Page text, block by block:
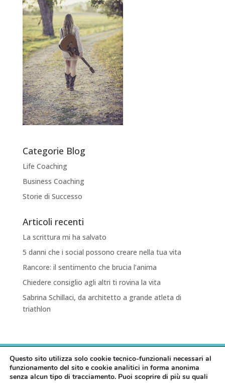
Categorie Blog
Life Coaching
Business Coaching
Storie di Successo
Articoli recenti
La scrittura mi ha salvato
5 danni che i social possono creare nella tua vita
Rancore: il sentimento che brucia l’anima
Chiedere consiglio agli altri ti rovina la vita
Sabrina Schillaci, da architetto a grande atleta di
triathlon
HOME PRIVACY POLICY COOKIE POLICY
Questo sito utilizza solo cookie tecnico-funzionali necessari al
funzionamento del sito e cookie analitici in forma anonima
senza alcun tipo di tracciamento. Puoi scoprire di più su quali